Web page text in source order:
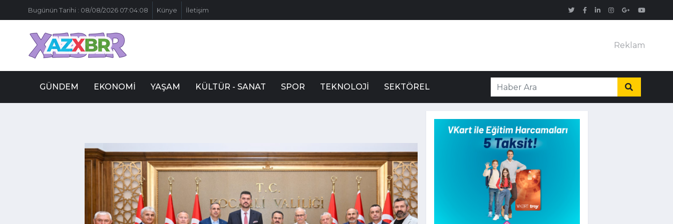
Bugünün Tarihi : 08/08/2026 07:04:08 Künye İletişim
Reklam
GÜNDEM EKONOMI YAŞAM KÜLTÜR - SANAT SPOR TEKNOLOJI SEKTÖREL